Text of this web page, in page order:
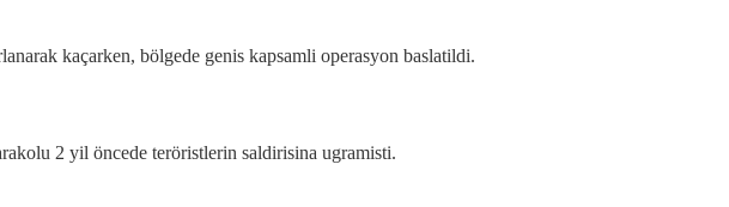
kaçarken, bölgede genis kapsamli operasyon baslatildi.
2 yil öncede teröristlerin saldirisina ugramisti.